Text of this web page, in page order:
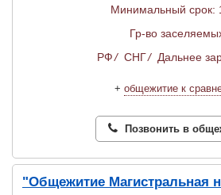
Минимальный срок:
Гр-во
РФ/ СНГ/ Дальнее
+ общежитие к
Позвонить в
"Общежитие Магистральная